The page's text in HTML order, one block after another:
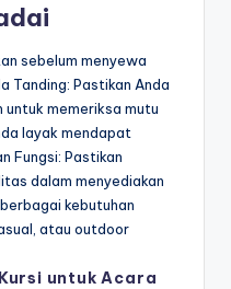
sebelum menyewa
Tanding: Pastikan Anda
memeriksa mutu
layak mendapat
Fungsi: Pastikan
dalam menyediakan
kebutuhan
atau outdoor
untuk Acara